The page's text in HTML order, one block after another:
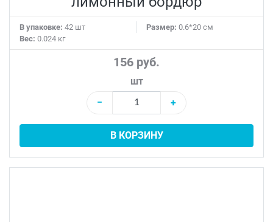
В упаковке: 42 шт Размер: 0.6*20 см
Вес: 0.024 кг
156 руб.
шт
−
+
В КОРЗИНУ